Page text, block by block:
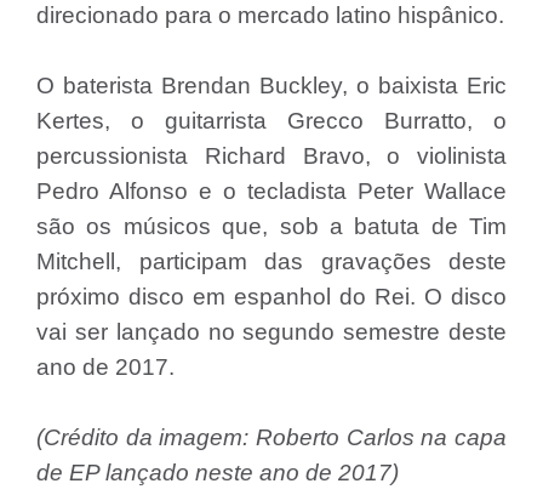
direcionado para o mercado latino hispânico.
O baterista Brendan Buckley, o baixista Eric
Kertes, o guitarrista Grecco Burratto, o
percussionista Richard Bravo, o violinista
Pedro Alfonso e o tecladista Peter Wallace
são os músicos que, sob a batuta de Tim
Mitchell, participam das gravações deste
próximo disco em espanhol do Rei. O disco
vai ser lançado no segundo semestre deste
ano de 2017.
(Crédito da imagem: Roberto Carlos na capa
de EP lançado neste ano de 2017)